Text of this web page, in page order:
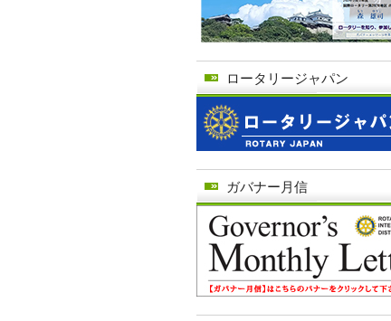
ロータリージャパン
ガバナー月信